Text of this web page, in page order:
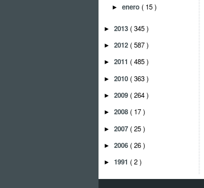
► enero ( 15 )
► 2013 ( 345 )
► 2012 ( 587 )
► 2011 ( 485 )
► 2010 ( 363 )
► 2009 ( 264 )
► 2008 ( 17 )
► 2007 ( 25 )
► 2006 ( 26 )
► 1991 ( 2 )